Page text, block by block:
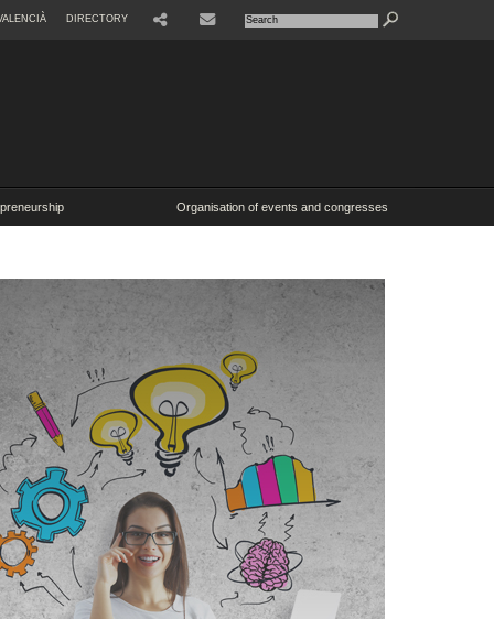
DIRECTORY
Organisation of events and congresses